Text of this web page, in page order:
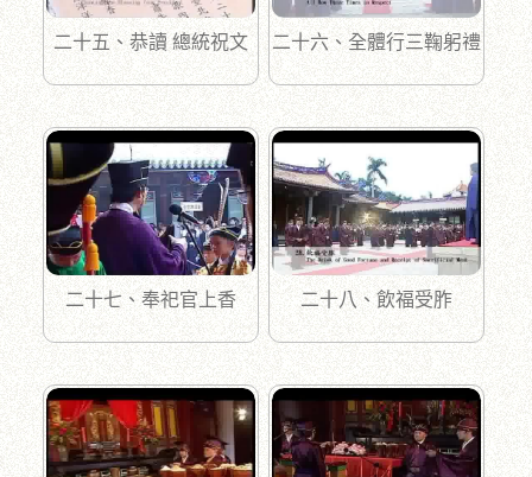
二十五、恭讀 總統祝文 二十六、全體行三鞠躬禮
二十七、奉祀官上香 二十八、飲福受胙